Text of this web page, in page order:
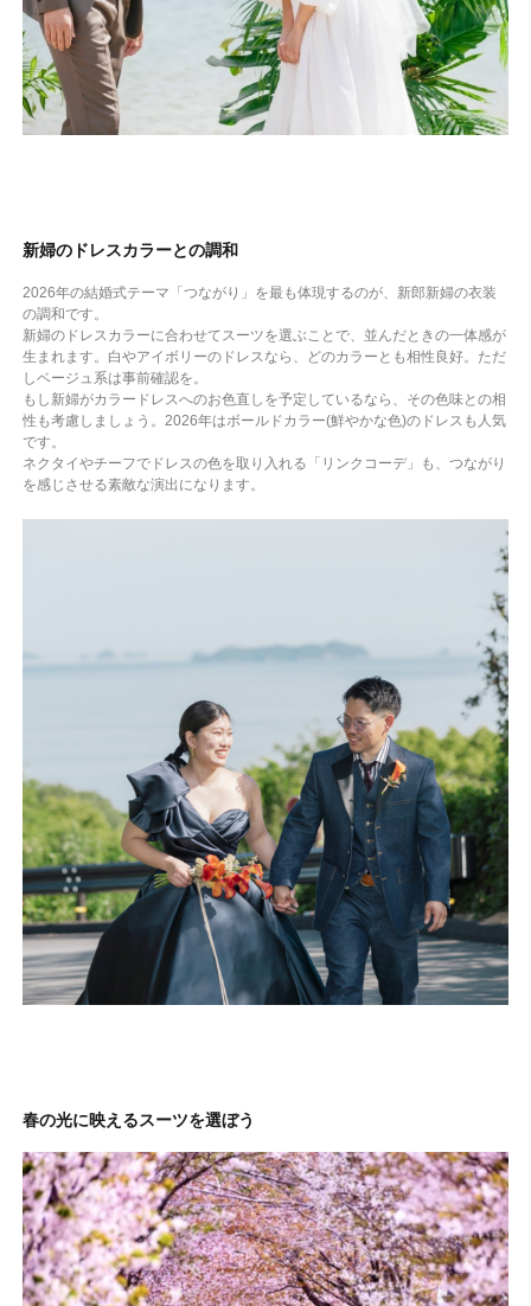
新婦のドレスカラーとの調和
2026年の結婚式テーマ「つながり」を最も体現するのが、新郎新婦の衣装
の調和です。
新婦のドレスカラーに合わせてスーツを選ぶことで、並んだときの一体感が
生まれます。白やアイボリーのドレスなら、どのカラーとも相性良好。ただ
しベージュ系は事前確認を。
もし新婦がカラードレスへのお色直しを予定しているなら、その色味との相
性も考慮しましょう。2026年はボールドカラー(鮮やかな色)のドレスも人気
です。
ネクタイやチーフでドレスの色を取り入れる「リンクコーデ」も、つながり
を感じさせる素敵な演出になります。
春の光に映えるスーツを選ぼう